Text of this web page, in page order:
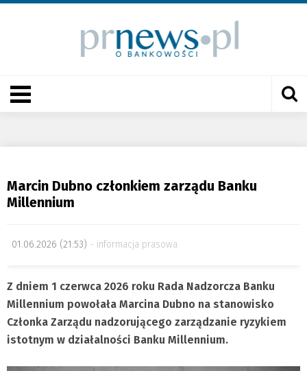
Marcin Dubno członkiem zarządu Banku
Millennium
01.06.2026 (21:53) informacja prasowa
Z dniem 1 czerwca 2026 roku Rada Nadzorcza Banku
Millennium powołała Marcina Dubno na stanowisko
Członka Zarządu nadzorującego zarządzanie ryzykiem
istotnym w działalności Banku Millennium.